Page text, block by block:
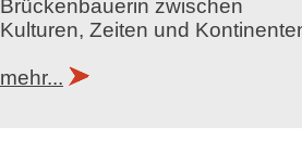
Brückenbauerin zwischen
Kulturen, Zeiten und
mehr...